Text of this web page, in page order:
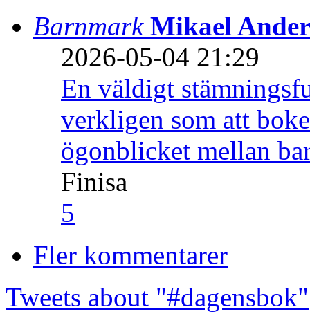
Barnmark Mikael
2026-05-04 21:29
En väldigt
verkligen som att
ögonblicket mellan
Finisa
5
Fler kommentarer
Tweets about "#dagensbok"